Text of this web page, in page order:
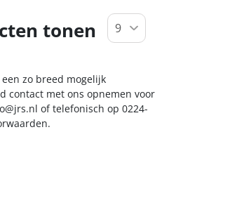
tonen
zo breed mogelijk
contact met ons opnemen voor
of telefonisch op 0224-